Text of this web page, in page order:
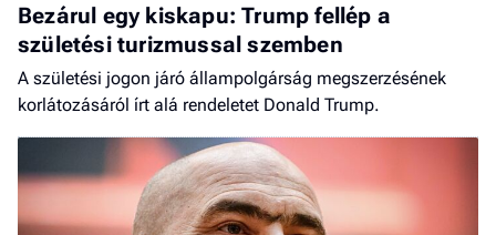
Bezárul egy kiskapu: Trump fellép a
születési turizmussal szemben
A születési jogon járó állampolgárság megszerzésének
korlátozásáról írt alá rendeletet Donald Trump.